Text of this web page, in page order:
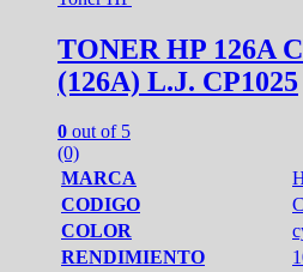
TONER HP 126A
(126A) L.J. CP1025
0 out of 5
(0)
MARCA
CODIGO
COLOR
RENDIMIENTO